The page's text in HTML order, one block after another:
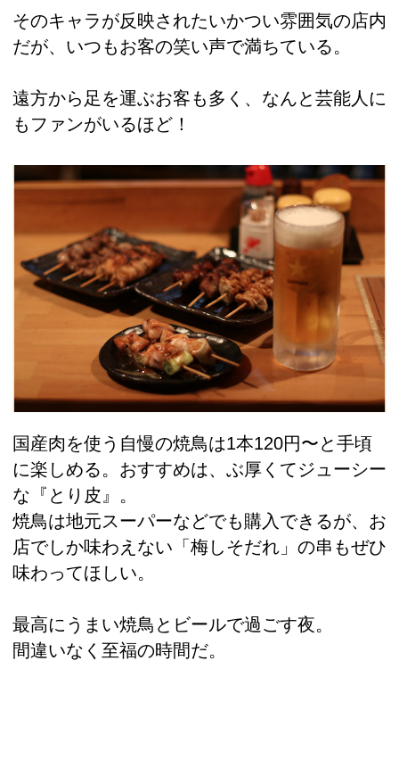
そのキャラが反映されたいかつい雰囲気の店内
だが、いつもお客の笑い声で満ちている。
遠方から足を運ぶお客も多く、なんと芸能人に
もファンがいるほど！
国産肉を使う自慢の焼鳥は1本120円〜と手頃
に楽しめる。おすすめは、ぶ厚くてジューシー
な『とり皮』。
焼鳥は地元スーパーなどでも購入できるが、お
店でしか味わえない「梅しそだれ」の串もぜひ
味わってほしい。
最高にうまい焼鳥とビールで過ごす夜。
間違いなく至福の時間だ。